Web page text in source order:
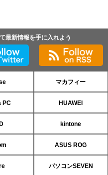
最新情報を手に入れよう
マカフィー
PC HUAWEI
kintone
ASUS ROG
パソコンSEVEN